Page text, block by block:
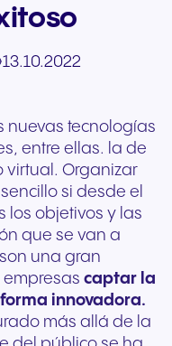
13.10.2022
nuevas tecnologías
entre ellas. la de
virtual. Organizar
si desde el
los objetivos y las
que se van a
una gran
captar la
innovadora.
más allá de la